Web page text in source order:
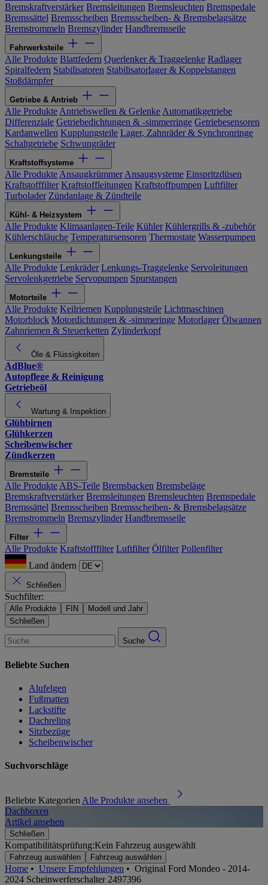
Bremskraftverstärker Bremsleitungen Bremsleuchten Bremspedale
Bremssättel Bremsscheiben Bremsscheiben- & Bremsbelagsätze
Bremstrommeln Bremszylinder Handbremsseile
Fahrwerksteile
Alle Produkte Blattfedern Querlenker & Traggelenke Radlager
Spiralfedern Stabilisatoren Stabilisatorlager & Koppelstangen
Stoßdämpfer
Getriebe & Antrieb
Alle Produkte Antriebswellen & Gelenke Automatikgetriebe
Differenziale Getriebedichtungen & -simmerringe Getriebesensoren
Kardanwellen Kupplungsteile Lager, Zahnräder & Synchronringe
Schaltgetriebe Schwungräder
Kraftstoffsysteme
Alle Produkte Ansaugkrümmer Ansaugsysteme Einspritzdüsen
Kraftstofffilter Kraftstoffleitungen Kraftstoffpumpen Luftfilter
Turbolader Zündanlage & Zündteile
Kühl- & Heizsystem
Alle Produkte Klimaanlagen-Teile Kühler Kühlergrills & -zubehör
Kühlerschläuche Temperatursensoren Thermostate Wasserpumpen
Lenkungsteile
Alle Produkte Lenkräder Lenkungs-Traggelenke Servoleitungen
Servolenkgetriebe Servopumpen Spurstangen
Motorteile
Alle Produkte Keilriemen Kupplungsteile Lichtmaschinen
Motorblock Motordichtungen & -simmeringe Motorlager Ölwannen
Zahnriemen & Steuerketten Zylinderkopf
Öle & Flüssigkeiten
AdBlue®
Autopflege & Reinigung
Getriebeöl
Wartung & Inspektion
Glühbirnen
Glühkerzen
Scheibenwischer
Zündkerzen
Bremsteile
Alle Produkte ABS-Teile Bremsbacken Bremsbeläge
Bremskraftverstärker Bremsleitungen Bremsleuchten Bremspedale
Bremssättel Bremsscheiben Bremsscheiben- & Bremsbelagsätze
Bremstrommeln Bremszylinder Handbremsseile
Filter
Alle Produkte Kraftstofffilter Luftfilter Ölfilter Pollenfilter
Land ändern
Schließen
Suchfilter:
Alle Produkte FIN
Modell und Jahr
Schließen
Suche
Beliebte Suchen
Alufelgen
Fußmatten
Lackstifte
Dachreling
Sitzbezüge
Scheibenwischer
Suchvorschläge
Beliebte Kategorien Alle Produkte ansehen
Dachboxen
Artikel ansehen
Schließen
Kompatibilitätsprüfung:Kein Fahrzeug ausgewählt
Fahrzeug auswählen Fahrzeug auswählen
Home • Unsere Empfehlungen • Original Ford Mondeo - 2014-
2024 Scheinwerferschalter 2497396